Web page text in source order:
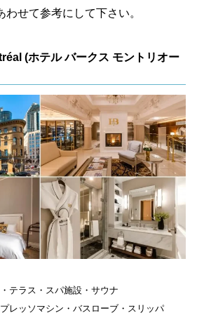
せて参考にして下さい。
(ホテル バークス モントリオー
テラス・スパ施設・サウナ
レッソマシン・バスローブ・スリッパ